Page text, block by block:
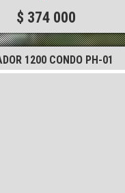
$ 374 000
1200 CONDO PH-01